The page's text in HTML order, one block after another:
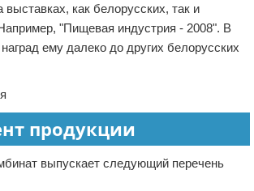
как белорусских, так и
"Пищевая индустрия - 2008". В
ему далеко до других белорусских
продукции
выпускает следующий перечень